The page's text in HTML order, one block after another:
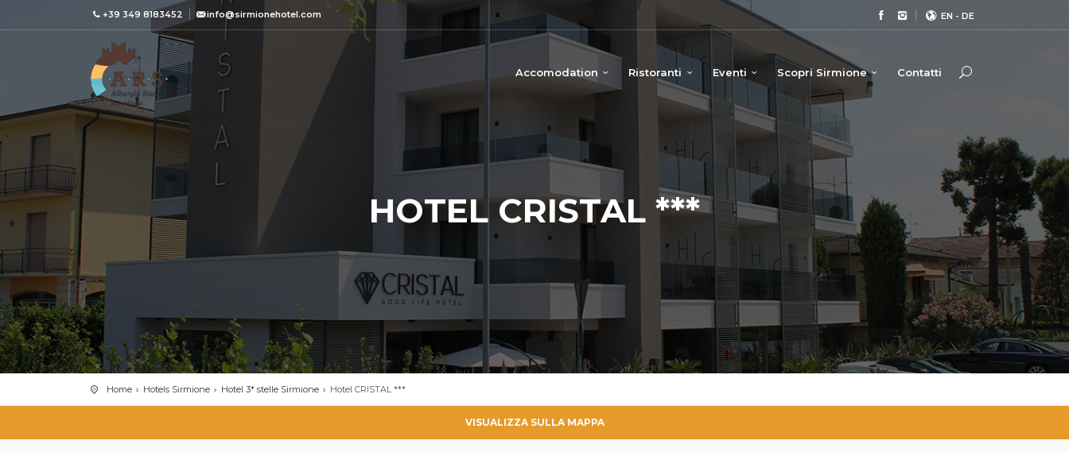
+39 349 8183452 info@sirmionehotel.com EN - DE
Accomodation Ristoranti Eventi Scopri Sirmione Contatti
HOTEL CRISTAL ***
Home Hotels Sirmione Hotel 3* stelle Sirmione Hotel CRISTAL ***
VISUALIZZA SULLA MAPPA